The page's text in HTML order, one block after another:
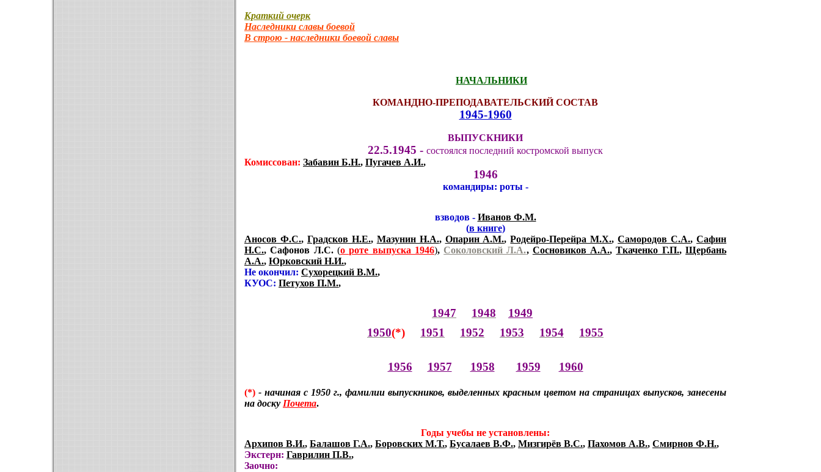
Краткий очерк
Наследники славы боевой
В строю - наследники боевой славы
НАЧАЛЬНИКИ
КОМАНДНО-ПРЕПОДАВАТЕЛЬСКИЙ СОСТАВ
1945-1960
ВЫПУСКНИКИ
22.5.1945 - состоялся последний костромской выпуск
Комиссован: Забавин Б.Н., Пугачев А.И.,
1946
командиры: роты -
взводов - Иванов Ф.М.
(в книге)
Аносов Ф.С., Градсков Н.Е., Мазунин Н.А., Опарин А.М.,Родейро-Перейра М.Х.,Самородов С.А.,Сафин
Н.С., Сафонов Л.С. (о роте выпуска 1946),Соколовский Л.А., Сосновиков А.А.,Ткаченко Г.П.,Щербань
А.А., Юрковский Н.И.,
Не окончил: Сухорецкий В.М.,
КУОС: Петухов П.М.,
1947 1948
1949
1950(*) 1951 1952 1953 1954 1955
1956 1957 1958 1959 1960
(*) - начиная с 1950 г., фамилии выпускников, выделенных красным цветом на страницах выпусков, занесены
на доску Почета.
Годы учебы не установлены:
Архипов В.И., Балашов Г.А., Боровских М.Т., Бусалаев В.Ф., Мизгирёв В.С., Пахомов А.В., Смирнов Ф.Н.,
Экстерн: Гаврилин П.В.,
Заочно: